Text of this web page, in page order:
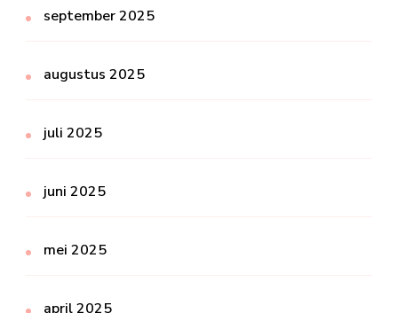
september 2025
augustus 2025
juli 2025
juni 2025
mei 2025
april 2025